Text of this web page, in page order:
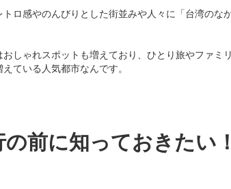
ロ感やのんびりとした街並みや人々に「台湾のな
おしゃれスポットも増えており、ひとり旅やファミ
ている人気都市なんです。
の前に知っておきたい